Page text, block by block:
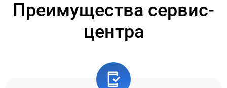
Преимущества сервис-
центра